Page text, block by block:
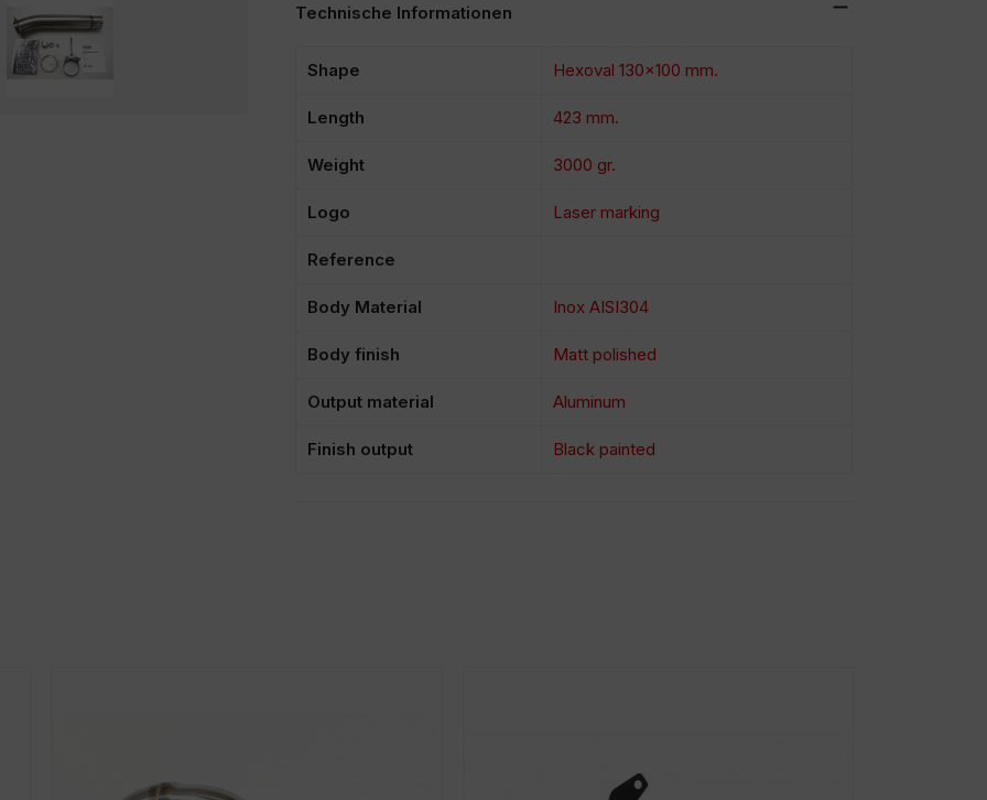
Technische Informationen
Shape Hexoval 130×100 mm.
Length 423 mm.
Weight 3000 gr.
Logo Laser marking
Reference
Body Material Inox AISI304
Body finish Matt polished
Output material Aluminum
Finish output Black painted